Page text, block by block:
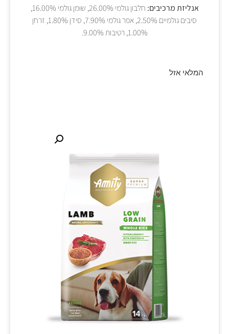
אנליזת מרכיבים:
חלבון גולמי 26.00%, שומן גולמי 16.00%,
סיבים גולמיים 2.50%, אפר גולמי 7.90%, סידן 1.80%, זרחן
1.00%, רטיבות 9.00%.
המלאי אזל